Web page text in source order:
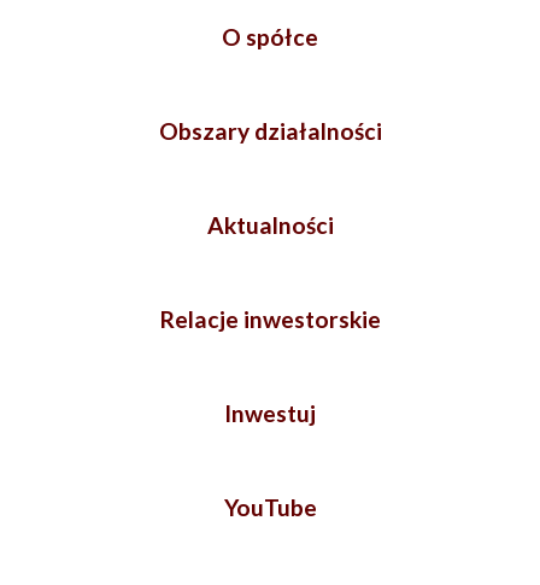
O spółce
Obszary działalności
Aktualności
Relacje inwestorskie
Inwestuj
YouTube